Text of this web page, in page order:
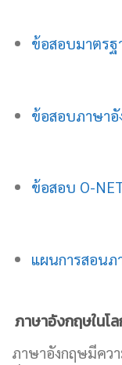
ข้อสอบมาตรฐ
ข้อสอบภาษา
ข้อสอบ O-
แผนการสอนภ
ภาษาอังกฤษในโ
ภาษาอังกฤษมีคว